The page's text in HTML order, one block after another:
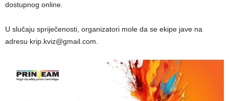
dostupnog online.
U slučaju spriječenosti, organizatori mole da se ekipe jave na
adresu krip.kviz@gmail.com.